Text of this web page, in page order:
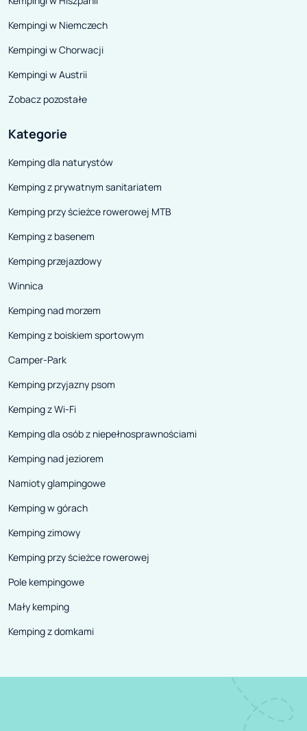
Kempingi w Niemczech
Kempingi w Chorwacji
Kempingi w Austrii
Zobacz pozostałe
Kategorie
Kemping dla naturystów
Kemping z prywatnym sanitariatem
Kemping przy ścieżce rowerowej MTB
Kemping z basenem
Kemping przejazdowy
Winnica
Kemping nad morzem
Kemping z boiskiem sportowym
Camper-Park
Kemping przyjazny psom
Kemping z Wi-Fi
Kemping dla osób z niepełnosprawnościami
Kemping nad jeziorem
Namioty glampingowe
Kemping w górach
Kemping zimowy
Kemping przy ścieżce rowerowej
Pole kempingowe
Mały kemping
Kemping z domkami